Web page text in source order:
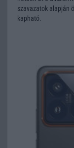
szavazatok alapján
kapható.